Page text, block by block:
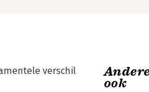
verschil
ook